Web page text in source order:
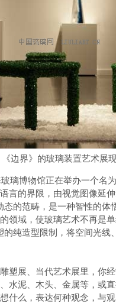
《边界》的玻璃装置艺术展
博物馆正在举办一个名
言的界限，由视觉图像延
态的范畴，是一种智性的体
领域，使玻璃艺术不再是
的纯造型限制，将空间光线
展、当代艺术展里，你经
水泥、木头、金属等，或
什么，表达何种观念，与